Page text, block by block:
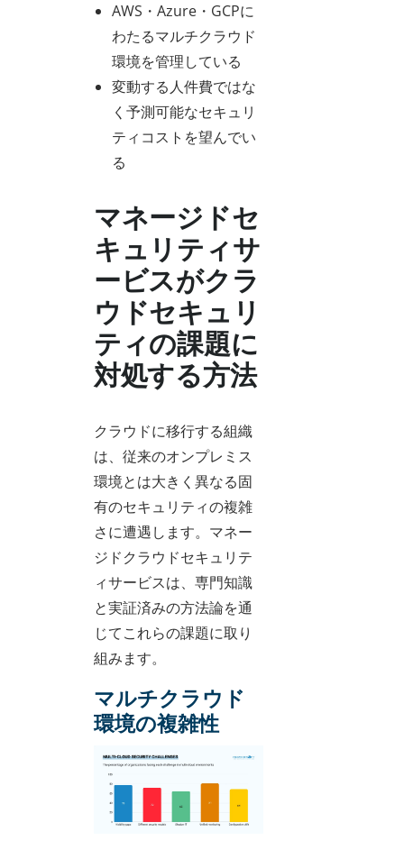
AWS・Azure・GCPに
わたるマルチクラウド
環境を管理している
変動する人件費ではな
く予測可能なセキュリ
ティコストを望んでい
る
マネージドセ
キュリティサ
ービスがクラ
ウドセキュリ
ティの課題に
対処する方法
クラウドに移行する組織
は、従来のオンプレミス
環境とは大きく異なる固
有のセキュリティの複雑
さに遭遇します。マネー
ジドクラウドセキュリテ
ィサービスは、専門知識
と実証済みの方法論を通
じてこれらの課題に取り
組みます。
マルチクラウド
環境の複雑性